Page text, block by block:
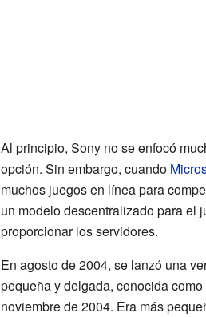
Al principio, Sony no se enfocó
opción. Sin embargo, cuando
muchos juegos en línea para
un modelo descentralizado para el
proporcionar los servidores.
En agosto de 2004, se lanzó una
pequeña y delgada, conocida como
noviembre de 2004. Era más